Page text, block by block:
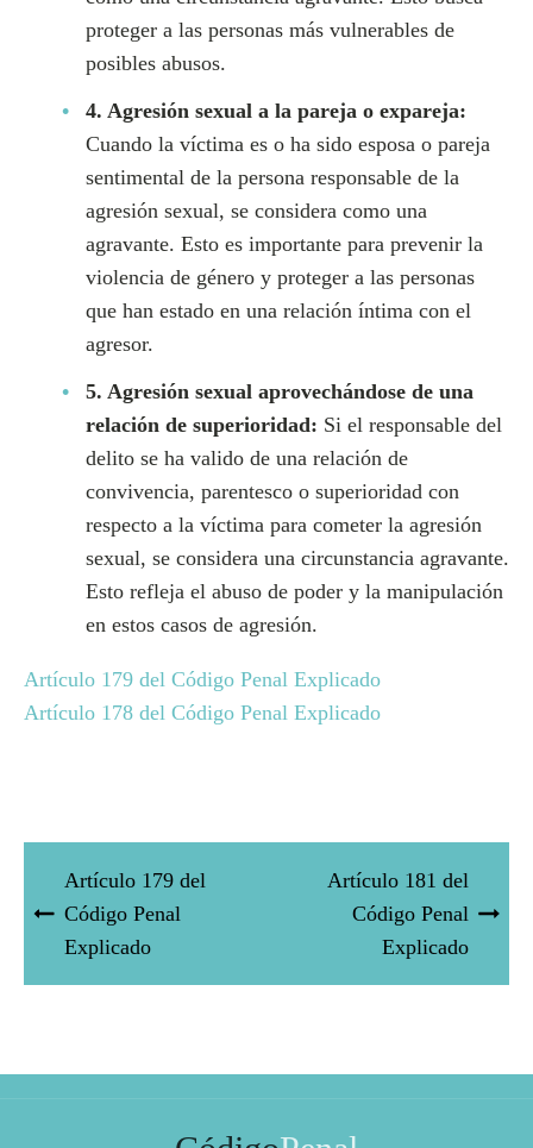
proteger a las personas más vulnerables de
posibles abusos.
4. Agresión sexual a la pareja o expareja:
Cuando la víctima es o ha sido esposa o pareja
sentimental de la persona responsable de la
agresión sexual, se considera como una
agravante. Esto es importante para prevenir la
violencia de género y proteger a las personas
que han estado en una relación íntima con el
agresor.
5. Agresión sexual aprovechándose de una
relación de superioridad: Si el responsable del
delito se ha valido de una relación de
convivencia, parentesco o superioridad con
respecto a la víctima para cometer la agresión
sexual, se considera una circunstancia agravante.
Esto refleja el abuso de poder y la manipulación
en estos casos de agresión.
Artículo 179 del Código Penal Explicado
Artículo 178 del Código Penal Explicado
Artículo 179 del
Código Penal
Explicado
Artículo 181 del
Código Penal
Explicado